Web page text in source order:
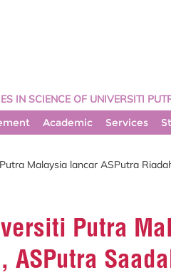
IN SCIENCE OF UNIVERSITI
Academic Services
Malaysia lancar ASPutra
Putra
ASPutra